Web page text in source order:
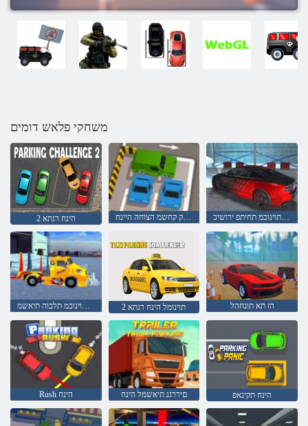
משחקי פלאש דומים
2 הינח רגתא הציפק קחשמ הצוחה היינח הינח רפוס תוינוכמ תחיתפ ירושיכ
תפרוטמ תוינוכמ תלבוה תיאשמ 2 תוינומל הינח רגתא הז תא תונחהל
Rush הינח םיררגנ תיאשמל הינח הינח תקינאפ